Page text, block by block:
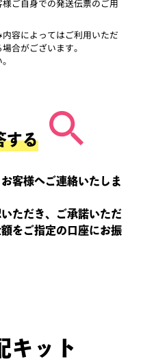
買取強化中!!
SELF 轉 'Tear'
ボ PUMA BASKET PATENT
26センチ 靴
ご自身での発送伝票のご用
容によってはご利用いただ
合がございます。
する
客様へご連絡いたしま
ただき、ご承諾いただ
をご指定の口座にお振
キット